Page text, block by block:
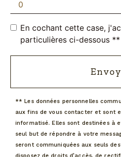
En cochant cette case,
particulières ci-dessous **
** Les données personnelles
aux fins de vous contacter et sont
informatisé. Elles sont destinées à
seul but de répondre à votre
seront communiquées aux seuls